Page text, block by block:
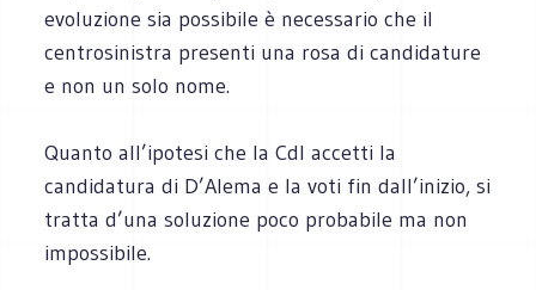
evoluzione sia possibile è necessario che il
centrosinistra presenti una rosa di candidature
e non un solo nome.
Quanto all’ipotesi che la Cdl accetti la
candidatura di D’Alema e la voti fin dall’inizio, si
tratta d’una soluzione poco probabile ma non
impossibile.